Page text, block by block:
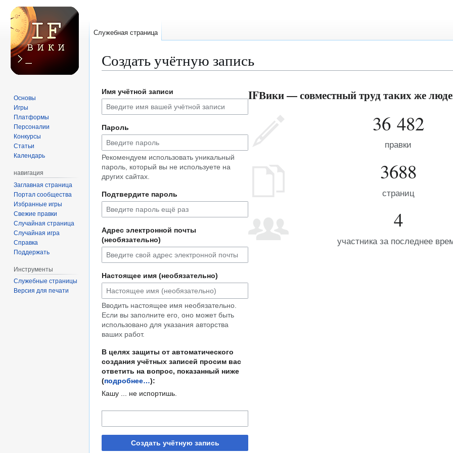
Создать учётную запись
к
навигации
к
поиску
Имя учётной записи
Пароль
Рекомендуем использовать уникальный
пароль, который вы не используете на
других сайтах.
Подтвердите пароль
Адрес электронной почты
(необязательно)
Настоящее имя (необязательно)
Вводить настоящее имя необязательно.
Если вы заполните его, оно может быть
использовано для указания авторства
ваших работ.
В целях защиты от автоматического
создания учётных записей просим вас
ответить на вопрос, показанный ниже
(подробнее…):
Кашу ... не испортишь.
Создать учётную запись
IFВики — совместный труд таких же
36 482
правки
3688
страниц
4
участника за последнее
Служебная страница
Основы
Игры
Платформы
Персоналии
Конкурсы
Статьи
Календарь
навигация
Заглавная страница
Портал сообщества
Избранные игры
Свежие правки
Случайная страница
Случайная игра
Справка
Поддержать
Инструменты
Служебные страницы
Версия для печати